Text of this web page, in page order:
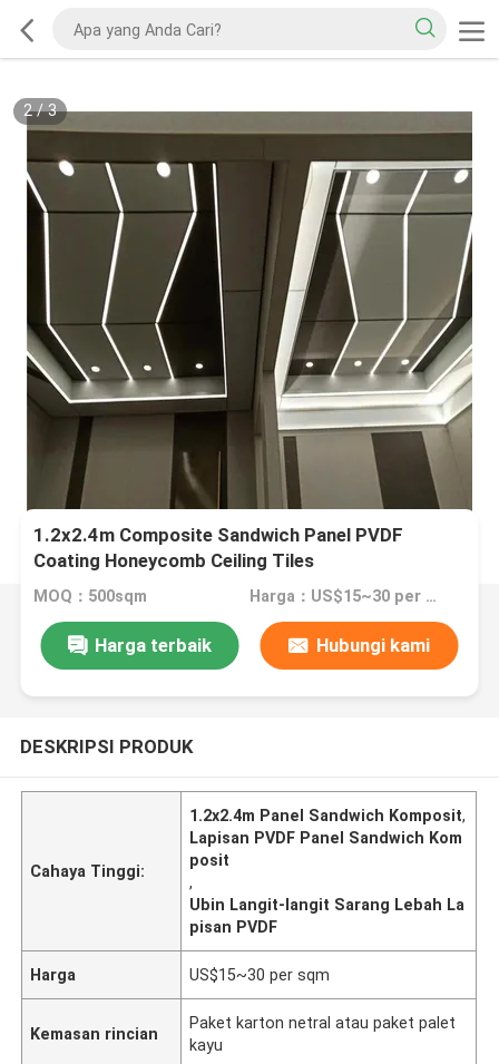
2/3
1.2x2.4m Composite Sandwich Panel PVDF
Coating Honeycomb Ceiling Tiles
MOQ：500sqm Harga：US$15~30 per sqm
Harga terbaik Hubungi kami
DESKRIPSI PRODUK
Cahaya Tinggi:
1.2x2.4m Panel Sandwich Komposit,
Lapisan PVDF Panel Sandwich Kom
posit
,
Ubin Langit-langit Sarang Lebah La
pisan PVDF
Harga US$15~30 per sqm
Kemasan rincian
Paket karton netral atau paket palet
kayu